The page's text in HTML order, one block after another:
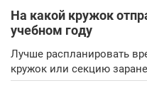
На какой кружок
учебном году
Лучше распланировать
кружок или секцию